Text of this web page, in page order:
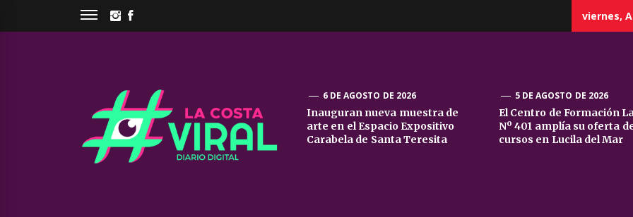
INSTAGRAM
viernes,
La
Costa
6 DE AGOSTO DE 2026
Inauguran nueva muestra de
arte en el Espacio Expositivo
Carabela de Santa Teresita
5 DE AGOSTO DE 2026
El Centro de Formación
Nº 401 amplía su oferta
cursos en Lucila del Mar